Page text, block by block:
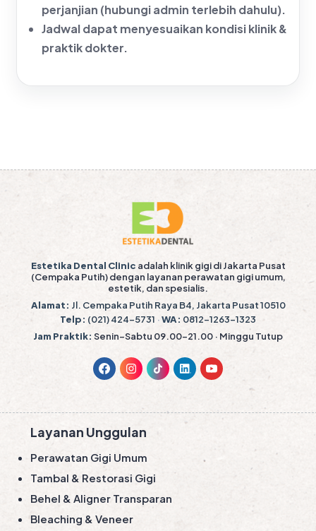
perjanjian (hubungi admin terlebih dahulu).
Jadwal dapat menyesuaikan kondisi klinik &
praktik dokter.
Estetika Dental Clinic adalah klinik gigi di Jakarta Pusat
(Cempaka Putih) dengan layanan perawatan gigi umum,
estetik, dan spesialis.
Alamat: Jl. Cempaka Putih Raya B4, Jakarta Pusat 10510
Telp: (021) 424-5731 ·WA: 0812-1263-1323
Jam Praktik: Senin–Sabtu 09.00–21.00 · Minggu Tutup
Layanan Unggulan
Perawatan Gigi Umum
Tambal & Restorasi Gigi
Behel & Aligner Transparan
Bleaching & Veneer